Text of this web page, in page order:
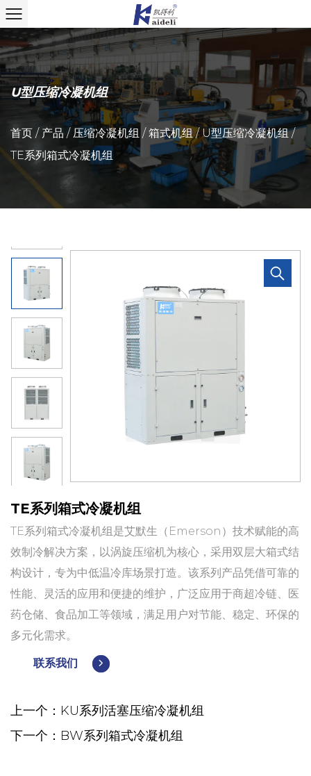
U型压缩冷凝机组
首页 / 产品 / 压缩冷凝机组 / 箱式机组/U型压缩冷凝机组/
TE系列箱式冷凝机组
TE系列箱式冷凝机组
TE系列箱式冷凝机组是艾默生（Emerson）技术赋能的高
效制冷解决方案，以涡旋压缩机为核心，采用双层大箱式结
构设计，专为中低温冷库场景打造。该系列产品凭借可靠的
性能、灵活的应用和便捷的维护，广泛应用于商超冷链、医
药仓储、食品加工等领域，满足用户对节能、稳定、环保的
多元化需求。
联系我们
上一个：KU系列活塞压缩冷凝机组
下一个：BW系列箱式冷凝机组